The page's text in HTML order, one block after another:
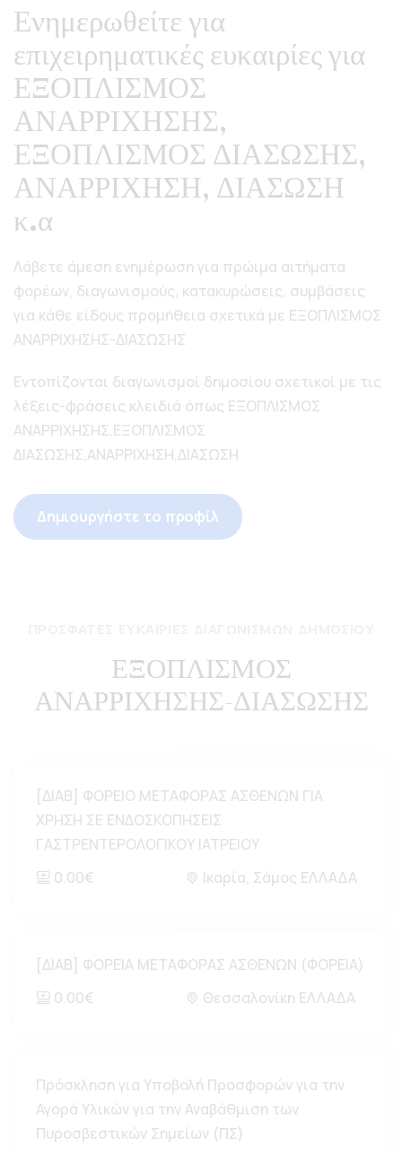
Ενημερωθείτε για
επιχειρηματικές ευκαιρίες για
ΕΞΟΠΛΙΣΜΟΣ
ΑΝΑΡΡΙΧΗΣΗΣ,
ΕΞΟΠΛΙΣΜΟΣ ΔΙΑΣΩΣΗΣ,
ΑΝΑΡΡΙΧΗΣΗ, ΔΙΑΣΩΣΗ
κ.α
Λάβετε άμεση ενημέρωση για πρώιμα αιτήματα
φορέων, διαγωνισμούς, κατακυρώσεις, συμβάσεις
για κάθε είδους προμήθεια σχετικά με ΕΞΟΠΛΙΣΜΟΣ
ΑΝΑΡΡΙΧΗΣΗΣ-ΔΙΑΣΩΣΗΣ
Εντοπίζονται διαγωνισμοί δημοσίου σχετικοί με τις
λέξεις-φράσεις κλειδιά όπως ΕΞΟΠΛΙΣΜΟΣ
ΑΝΑΡΡΙΧΗΣΗΣ,ΕΞΟΠΛΙΣΜΟΣ
ΔΙΑΣΩΣΗΣ,ΑΝΑΡΡΙΧΗΣΗ,ΔΙΑΣΩΣΗ
Δημιουργήστε το προφίλ
ΕΞΟΠΛΙΣΜΟΣ
ΑΝΑΡΡΙΧΗΣΗΣ-ΔΙΑΣΩΣΗΣ
[ΔΙΑΒ] ΦΟΡΕΙΟ ΜΕΤΑΦΟΡΑΣ ΑΣΘΕΝΩΝ ΓΙΑ
ΧΡΗΣΗ ΣΕ ΕΝΔΟΣΚΟΠΗΣΕΙΣ
ΓΑΣΤΡΕΝΤΕΡΟΛΟΓΙΚΟΥ ΙΑΤΡΕΙΟΥ
0.00€
Ικαρία, Σάμος ΕΛΛΑΔΑ
[ΔΙΑΒ] ΦΟΡΕΙΑ ΜΕΤΑΦΟΡΑΣ ΑΣΘΕΝΩΝ (ΦΟΡΕΙΑ)
0.00€
Θεσσαλονίκη ΕΛΛΑΔΑ
Πρόσκληση για Υποβολή Προσφορών για την
Αγορά Υλικών για την Αναβάθμιση των
Πυροσβεστικών Σημείων (ΠΣ)